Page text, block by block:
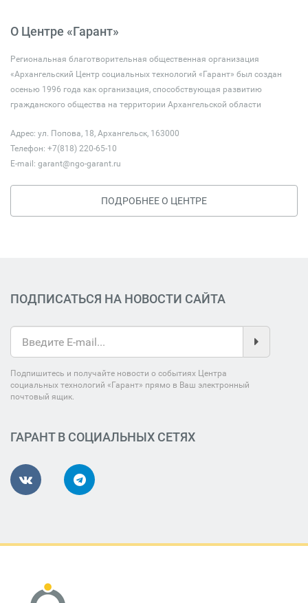
О Центре «Гарант»
Региональная благотворительная общественная организация
«Архангельский Центр социальных технологий «Гарант» был создан
осенью 1996 года как организация, способствующая развитию
гражданского общества на территории Архангельской области
Адрес: ул. Попова, 18, Архангельск, 163000
Телефон: +7(818) 220-65-10
E-mail: garant@ngo-garant.ru
ПОДРОБНЕЕ О ЦЕНТРЕ
ПОДПИСАТЬСЯ НА НОВОСТИ САЙТА
Подпишитесь и получайте новости о событиях Центра
социальных технологий «Гарант» прямо в Ваш электронный
почтовый ящик.
ГАРАНТ В СОЦИАЛЬНЫХ СЕТЯХ